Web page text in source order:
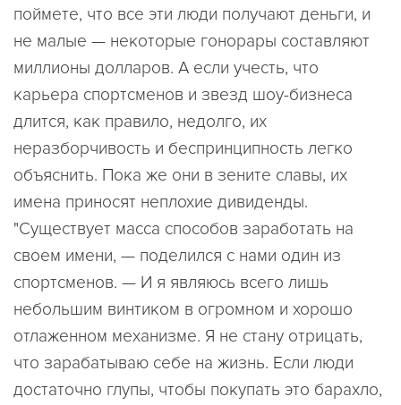
поймете, что все эти люди получают деньги, и
не малые — некоторые гонорары составляют
миллионы долларов. А если учесть, что
карьера спортсменов и звезд шоу-бизнеса
длится, как правило, недолго, их
неразборчивость и беспринципность легко
объяснить. Пока же они в зените славы, их
имена приносят неплохие дивиденды.
"Существует масса способов заработать на
своем имени, — поделился с нами один из
спортсменов. — И я являюсь всего лишь
небольшим винтиком в огромном и хорошо
отлаженном механизме. Я не стану отрицать,
что зарабатываю себе на жизнь. Если люди
достаточно глупы, чтобы покупать это барахло,